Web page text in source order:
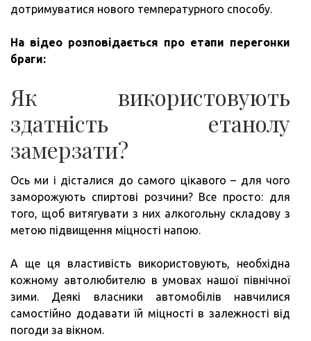
дотримуватися нового температурного способу.
На відео розповідається про етапи перегонки
браги:
Як використовують
здатність етанолу
замерзати?
Ось ми і дісталися до самого цікавого – для чого
заморожують спиртові розчини? Все просто: для
того, щоб витягувати з них алкогольну складову з
метою підвищення міцності напою.
А ще ця властивість використовують, необхідна
кожному автолюбителю в умовах нашої північної
зими. Деякі власники автомобілів навчилися
самостійно додавати їй міцності в залежності від
погоди за вікном.